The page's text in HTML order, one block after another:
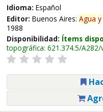
Idioma: Español
Editor: Buenos Aires: Agua y
1988
Disponibilidad: Ítems
topográfica: 621.374.5/A282/